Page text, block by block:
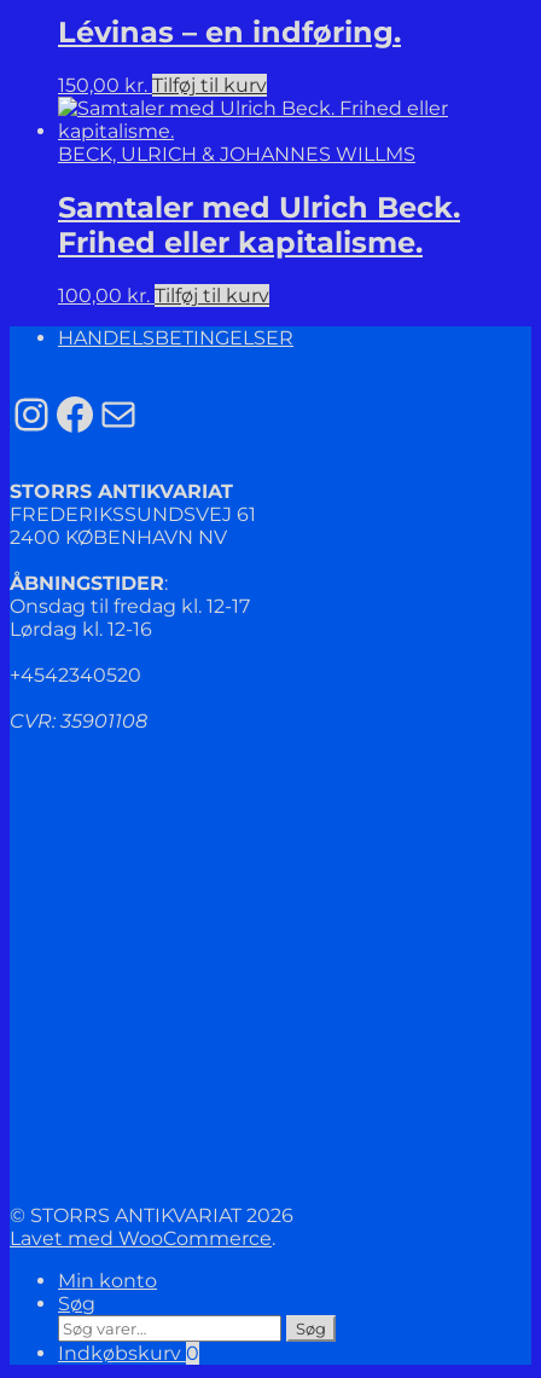
Lévinas – en indføring.
150,00 kr. Tilføj til kurv
BECK, ULRICH & JOHANNES WILLMS
Samtaler med Ulrich Beck.
Frihed eller kapitalisme.
100,00 kr. Tilføj til kurv
HANDELSBETINGELSER
Instagram
Facebook
Mail
STORRS ANTIKVARIAT
FREDERIKSSUNDSVEJ 61
2400 KØBENHAVN NV
ÅBNINGSTIDER:
Onsdag til fredag kl. 12-17
Lørdag kl. 12-16
+4542340520
CVR: 35901108
© STORRS ANTIKVARIAT 2026
Lavet med WooCommerce.
Min konto
Søg
Søg
efter:
Søg
Indkøbskurv 0